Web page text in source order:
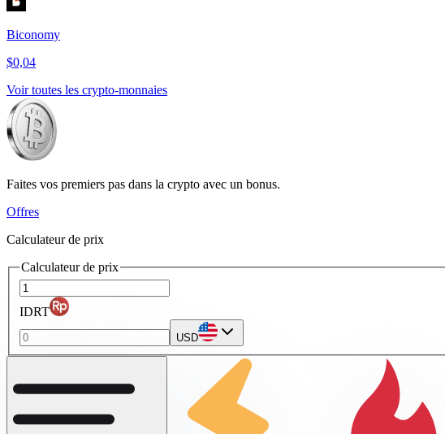
Biconomy
$0,04
Voir toutes les crypto-monnaies
Faites vos premiers pas dans la crypto avec un bonus.
Offres
Calculateur de prix
Calculateur de prix
IDRT
USD